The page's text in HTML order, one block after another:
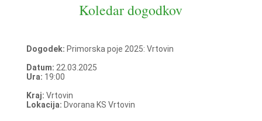
Koledar dogodkov
Dogodek: Primorska poje 2025: Vrtovin
Datum: 22.03.2025
Ura: 19:00
Kraj: Vrtovin
Lokacija: Dvorana KS Vrtovin